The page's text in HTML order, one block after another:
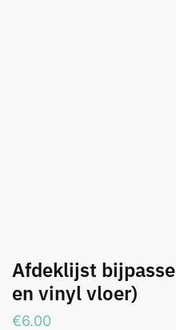
Afdeklijst
en vinyl vloer)
€6.00